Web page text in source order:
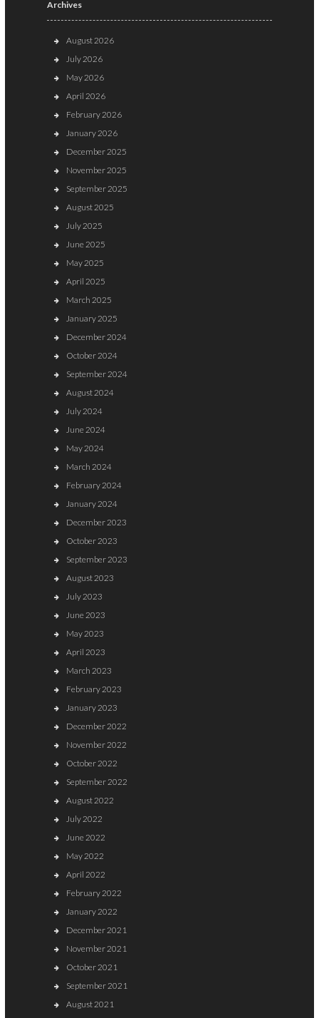
Archives
August 2026
July 2026
May 2026
April 2026
February 2026
January 2026
December 2025
November 2025
September 2025
August 2025
July 2025
June 2025
May 2025
April 2025
March 2025
January 2025
December 2024
October 2024
September 2024
August 2024
July 2024
June 2024
May 2024
March 2024
February 2024
January 2024
December 2023
October 2023
September 2023
August 2023
July 2023
June 2023
May 2023
April 2023
March 2023
February 2023
January 2023
December 2022
November 2022
October 2022
September 2022
August 2022
July 2022
June 2022
May 2022
April 2022
February 2022
January 2022
December 2021
November 2021
October 2021
September 2021
August 2021